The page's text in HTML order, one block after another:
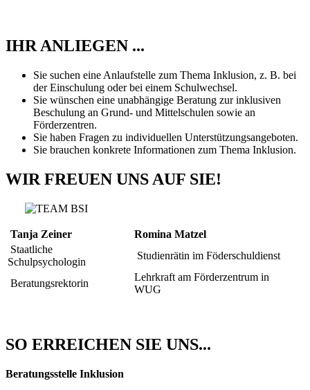
IHR ANLIEGEN ...
Sie suchen eine Anlaufstelle zum Thema Inklusion, z. B. bei
der Einschulung oder bei einem Schulwechsel.
Sie wünschen eine unabhängige Beratung zur inklusiven
Beschulung an Grund- und Mittelschulen sowie an
Förderzentren.
Sie haben Fragen zu individuellen Unterstützungsangeboten.
Sie brauchen konkrete Informationen zum Thema Inklusion.
WIR FREUEN UNS AUF SIE!
Tanja Zeiner
Romina Matzel
Staatliche
Schulpsychologin
Studienrätin im Föderschuldienst
Beratungsrektorin
Lehrkraft am Förderzentrum in
WUG
SO ERREICHEN SIE UNS...
Beratungsstelle Inklusion